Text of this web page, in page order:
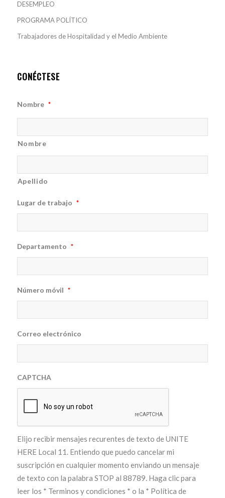
DESEMPLEO
PROGRAMA POLÍTICO
Trabajadores de Hospitalidad y el Medio Ambiente
CONÉCTESE
Nombre *
Nombre
Apellido
Lugar de trabajo *
Departamento *
Número móvil *
Correo electrónico
CAPTCHA
Elijo recibir mensajes recurentes de texto de UNITE
HERE Local 11. Entiendo que puedo cancelar mi
suscripción en cualquier momento enviando un mensaje
de texto con la palabra STOP al 88789. Haga clic para
leer los * Terminos y condiciones * o la * Política de